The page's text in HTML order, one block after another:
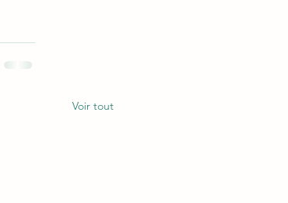
Voir tout